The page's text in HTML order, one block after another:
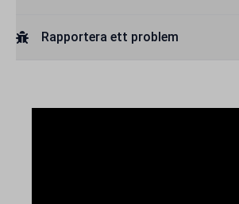
Rapportera ett problem